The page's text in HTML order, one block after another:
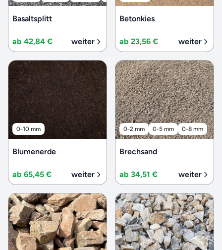
Basaltsplitt
ab 42,84 € weiter
Betonkies
ab 23,56 € weiter
0-10 mm
Blumenerde
ab 65,45 € weiter
0-2 mm 0-5 mm 0-8 mm
Brechsand
ab 34,51 € weiter